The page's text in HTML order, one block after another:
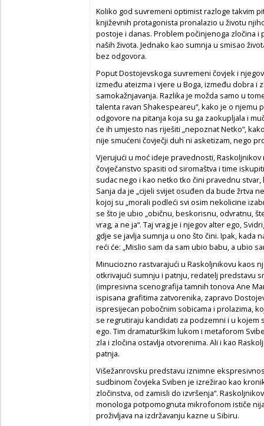
Koliko god suvremeni optimist razloge takvim
književnih protagonista pronalazio u životu
postoje i danas. Problem počinjenoga zločina
naših života. Jednako kao sumnja u smisao
bez odgovora.
Poput Dostojevskoga suvremeni čovjek i
između ateizma i vjere u Boga, između dobra i
samokažnjavanja. Razlika je možda samo u
talenta ravan Shakespeareu“, kako je o njemu
odgovore na pitanja koja su ga zaokupljala i
će ih umjesto nas riješiti „nepoznat Netko“,
nije smućeni čovječji duh ni asketizam, nego
Vjerujući u moć ideje pravednosti,
čovječanstvo spasiti od siromaštva i time
sudac nego i kao netko tko čini pravednu stvar,
Sanja da je „cijeli svijet osuđen da bude žrtva
kojoj su „morali podleći svi osim nekolicine
se što je ubio „običnu, beskorisnu, odvratnu,
vrag, a ne ja“. Taj vrag je i njegov alter ego,
gdje se javlja sumnja u ono što čini. Ipak, kada
reći će: „Mislio sam da sam ubio babu, a ubio
Minuciozno rastvarajući u Raskoljnikovu kaos
otkrivajući sumnju i patnju, redatelj predstavu
(impresivna scenografija tamnih tonova Ane
ispisana grafitima zatvorenika, zapravo
ispresijecan pobočnim sobicama i prolazima,
se regrutiraju kandidati za podzemni i u kojem
ego. Tim dramaturškim lukom i metaforom
zla i zločina ostavlja otvorenima. Ali i kao
patnja.
Višežanrovsku predstavu iznimne
sudbinom čovjeka Sviben je izrežirao kao
zločinstva, od zamisli do izvršenja“.
monologa potpomognuta mikrofonom ističe
proživljava na izdržavanju kazne u Sibiru.